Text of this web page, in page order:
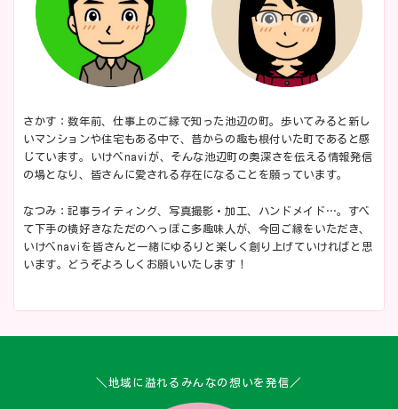
さかす：数年前、仕事上のご縁で知った池辺の町。歩いてみると新し
いマンションや住宅もある中で、昔からの趣も根付いた町であると感
じています。いけべnaviが、そんな池辺町の奥深さを伝える情報発信
の場となり、皆さんに愛される存在になることを願っています。
なつみ：記事ライティング、写真撮影・加工、ハンドメイド…。すべ
て下手の横好きなただのへっぽこ多趣味人が、今回ご縁をいただき、
いけべnaviを皆さんと一緒にゆるりと楽しく創り上げていければと思
います。どうぞよろしくお願いいたします！
＼地域に溢れるみんなの想いを発信／